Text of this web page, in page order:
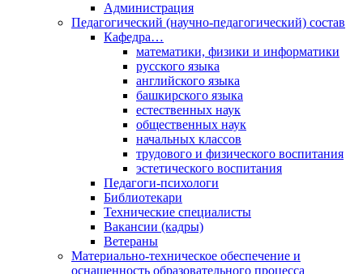
Администрация
Педагогический (научно-педагогический) состав
Кафедра…
математики, физики и информатики
русского языка
английского языка
башкирского языка
естественных наук
общественных наук
начальных классов
трудового и физического воспитания
эстетического воспитания
Педагоги-психологи
Библиотекари
Технические специалисты
Вакансии (кадры)
Ветераны
Материально-техническое обеспечение и
оснащенность образовательного процесса